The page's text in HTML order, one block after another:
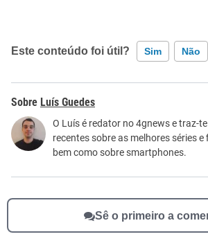
Este conteúdo foi útil? Sim Não
Este conteúdo contém informação
Este conteúdo não tem a informação que
Outro
Luís Guedes
O Luís é redator no 4gnews e traz-
recentes sobre as melhores séries
bem como sobre smartphones.
Sê o primeiro a